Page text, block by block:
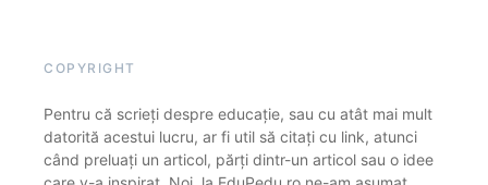
COPYRIGHT
Pentru că scrieți despre educație, sau cu atât mai mult
datorită acestui lucru, ar fi util să citați cu link, atunci
când preluați un articol, părți dintr-un articol sau o idee